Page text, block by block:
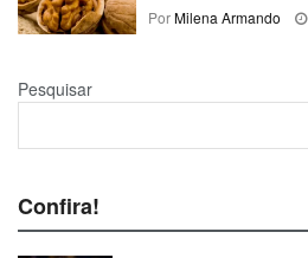
PorMilena Armando
Pesquisar
Confira!